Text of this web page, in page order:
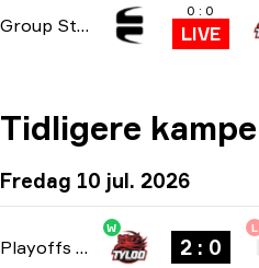
Group Stage
0 : 0
LIVE
Tidligere kampe
Fredag 10 jul. 2026
Playoffs bo3
W
2 : 0
L